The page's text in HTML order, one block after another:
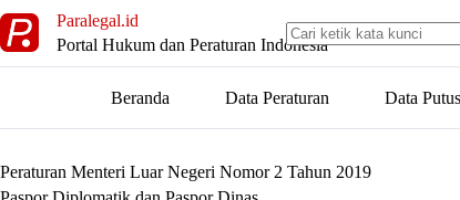
to
content
Paralegal.id
Portal Hukum dan Peraturan Indonesia
Beranda Data Peraturan Data
Peraturan Menteri Luar Negeri Nomor 2 Tahun 2019